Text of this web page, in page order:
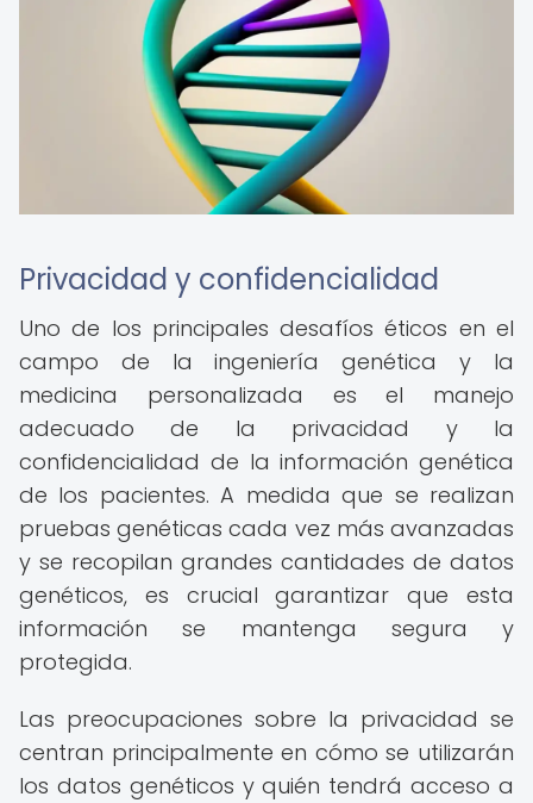
Privacidad y confidencialidad
Uno de los principales desafíos éticos en el
campo de la ingeniería genética y la
medicina personalizada es el manejo
adecuado de la privacidad y la
confidencialidad de la información genética
de los pacientes. A medida que se realizan
pruebas genéticas cada vez más avanzadas
y se recopilan grandes cantidades de datos
genéticos, es crucial garantizar que esta
información se mantenga segura y
protegida.
Las preocupaciones sobre la privacidad se
centran principalmente en cómo se utilizarán
los datos genéticos y quién tendrá acceso a